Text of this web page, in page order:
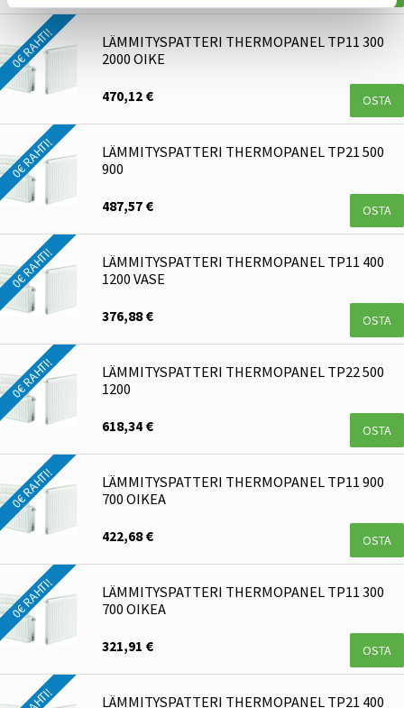
0€ RAHTI!
LÄMMITYSPATTERI THERMOPANEL TP11 300
2000 OIKE
470,12 € OSTA
0€ RAHTI!
LÄMMITYSPATTERI THERMOPANEL TP21 500
900
487,57 € OSTA
0€ RAHTI!
LÄMMITYSPATTERI THERMOPANEL TP11 400
1200 VASE
376,88 € OSTA
0€ RAHTI!
LÄMMITYSPATTERI THERMOPANEL TP22 500
1200
618,34 € OSTA
0€ RAHTI!
LÄMMITYSPATTERI THERMOPANEL TP11 900
700 OIKEA
422,68 € OSTA
0€ RAHTI!
LÄMMITYSPATTERI THERMOPANEL TP11 300
700 OIKEA
321,91 € OSTA
LÄMMITYSPATTERI THERMOPANEL TP21 400